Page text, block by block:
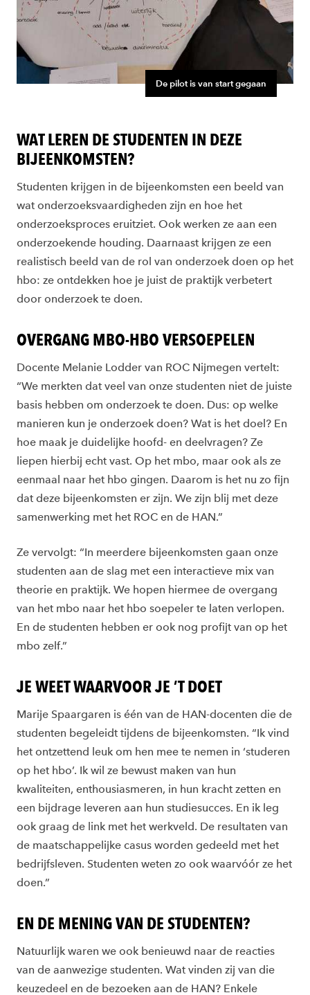
De pilot is van start gegaan
WAT LEREN DE STUDENTEN IN DEZE
BIJEENKOMSTEN?
Studenten krijgen in de bijeenkomsten een beeld van
wat onderzoeksvaardigheden zijn en hoe het
onderzoeksproces eruitziet. Ook werken ze aan een
onderzoekende houding. Daarnaast krijgen ze een
realistisch beeld van de rol van onderzoek doen op het
hbo: ze ontdekken hoe je juist de praktijk verbetert
door onderzoek te doen.
OVERGANG MBO-HBO VERSOEPELEN
Docente Melanie Lodder van ROC Nijmegen vertelt:
“We merkten dat veel van onze studenten niet de juiste
basis hebben om onderzoek te doen. Dus: op welke
manieren kun je onderzoek doen? Wat is het doel? En
hoe maak je duidelijke hoofd- en deelvragen? Ze
liepen hierbij echt vast. Op het mbo, maar ook als ze
eenmaal naar het hbo gingen. Daarom is het nu zo fijn
dat deze bijeenkomsten er zijn. We zijn blij met deze
samenwerking met het ROC en de HAN.”
Ze vervolgt: “In meerdere bijeenkomsten gaan onze
studenten aan de slag met een interactieve mix van
theorie en praktijk. We hopen hiermee de overgang
van het mbo naar het hbo soepeler te laten verlopen.
En de studenten hebben er ook nog profijt van op het
mbo zelf.”
JE WEET WAARVOOR JE ’T DOET
Marije Spaargaren is één van de HAN-docenten die de
studenten begeleidt tijdens de bijeenkomsten. “Ik vind
het ontzettend leuk om hen mee te nemen in ‘studeren
op het hbo’. Ik wil ze bewust maken van hun
kwaliteiten, enthousiasmeren, in hun kracht zetten en
een bijdrage leveren aan hun studiesucces. En ik leg
ook graag de link met het werkveld. De resultaten van
de maatschappelijke casus worden gedeeld met het
bedrijfsleven. Studenten weten zo ook waarvóór ze het
doen.”
EN DE MENING VAN DE STUDENTEN?
Natuurlijk waren we ook benieuwd naar de reacties
van de aanwezige studenten. Wat vinden zij van die
keuzedeel en de bezoeken aan de HAN? Enkele